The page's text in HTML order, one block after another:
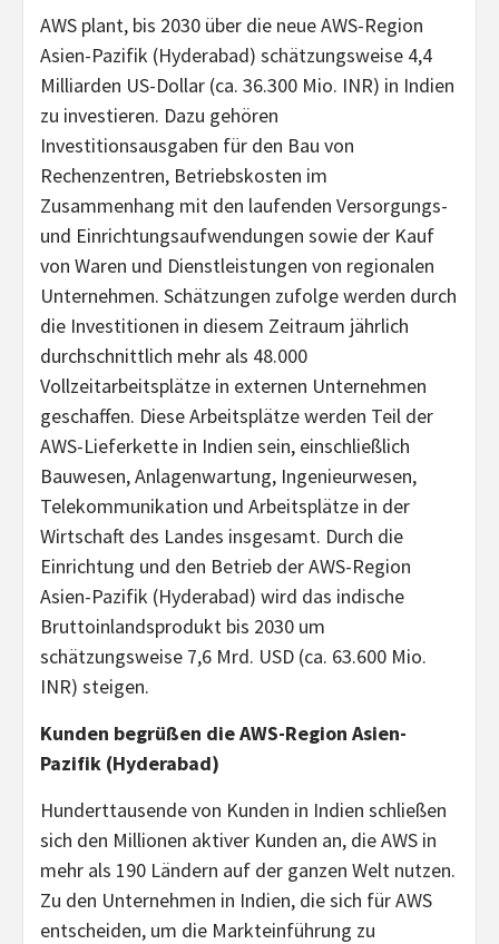
AWS plant, bis 2030 über die neue AWS-Region
Asien-Pazifik (Hyderabad) schätzungsweise 4,4
Milliarden US-Dollar (ca. 36.300 Mio. INR) in Indien
zu investieren. Dazu gehören
Investitionsausgaben für den Bau von
Rechenzentren, Betriebskosten im
Zusammenhang mit den laufenden Versorgungs-
und Einrichtungsaufwendungen sowie der Kauf
von Waren und Dienstleistungen von regionalen
Unternehmen. Schätzungen zufolge werden durch
die Investitionen in diesem Zeitraum jährlich
durchschnittlich mehr als 48.000
Vollzeitarbeitsplätze in externen Unternehmen
geschaffen. Diese Arbeitsplätze werden Teil der
AWS-Lieferkette in Indien sein, einschließlich
Bauwesen, Anlagenwartung, Ingenieurwesen,
Telekommunikation und Arbeitsplätze in der
Wirtschaft des Landes insgesamt. Durch die
Einrichtung und den Betrieb der AWS-Region
Asien-Pazifik (Hyderabad) wird das indische
Bruttoinlandsprodukt bis 2030 um
schätzungsweise 7,6 Mrd. USD (ca. 63.600 Mio.
INR) steigen.
Kunden begrüßen die AWS-Region Asien-
Pazifik (Hyderabad)
Hunderttausende von Kunden in Indien schließen
sich den Millionen aktiver Kunden an, die AWS in
mehr als 190 Ländern auf der ganzen Welt nutzen.
Zu den Unternehmen in Indien, die sich für AWS
entscheiden, um die Markteinführung zu